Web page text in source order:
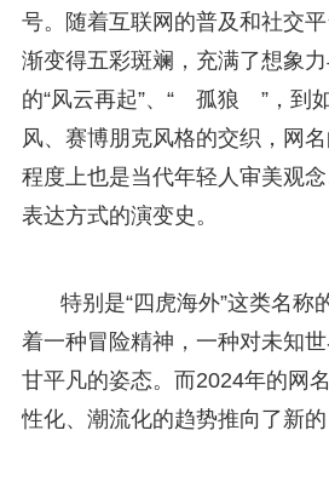
号。随着互联网的普及和社交
渐变得五彩斑斓，充满了想象
的“风云再起”、“ゞ孤狼ゞ”，到
风、赛博朋克风格的交织，网
程度上也是当代年轻人审美观
表达方式的演变史。
特别是“四虎海外”这类名称
着一种冒险精神，一种对未知
甘平凡的姿态。而2024年的网
性化、潮流化的趋势推向了新的